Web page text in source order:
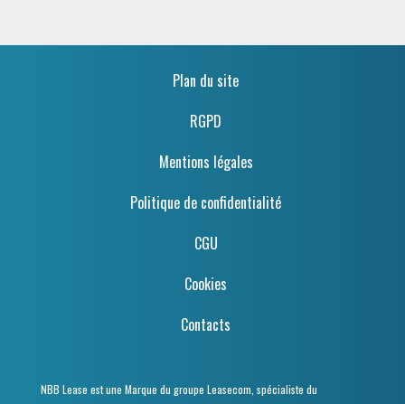
NBB Lease est une Marque du groupe Leasecom, spécialiste du
Plan du site
RGPD
Mentions légales
Politique de confidentialité
CGU
Cookies
Contacts